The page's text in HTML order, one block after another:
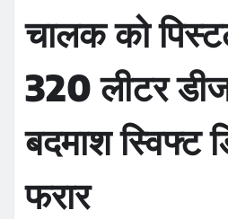
o
k
p
चालक को
320 लीटर
बदमाश स्विफ्ट
फरार